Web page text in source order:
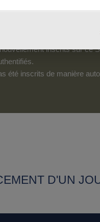
lire le contenu.
qui s’avéreraient
pour pouvoir accéder
inscrits sur ce
été inscrits de manière
D'UN